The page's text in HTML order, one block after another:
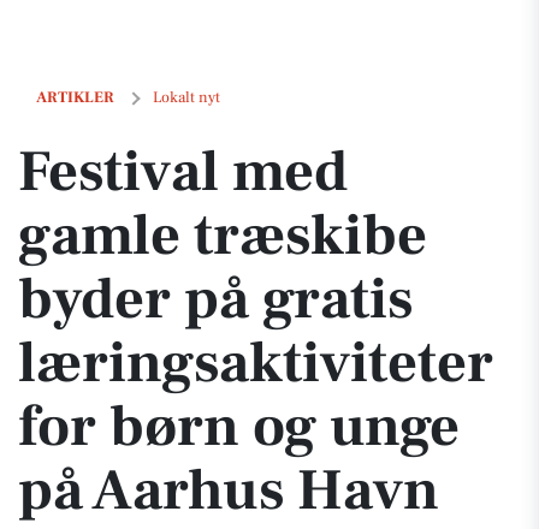
ARTIKLER Lokalt nyt
Festival med gamle træskibe byder på gratis læringsaktiviteter for
Festival med
gamle træskibe
byder på gratis
læringsaktiviteter
for børn og unge
på Aarhus Havn